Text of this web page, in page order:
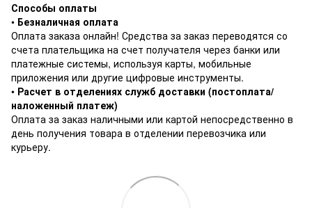
Способы оплаты
• Безналичная оплата
Оплата заказа онлайн! Средства за заказ переводятся со
счета плательщика на счет получателя через банки или
платежные системы, используя карты, мобильные
приложения или другие цифровые инструменты.
• Расчет в отделениях служб доставки (постоплата/
наложенный платеж)
Оплата за заказ наличными или картой непосредственно в
день получения товара в отделении перевозчика или
курьеру.